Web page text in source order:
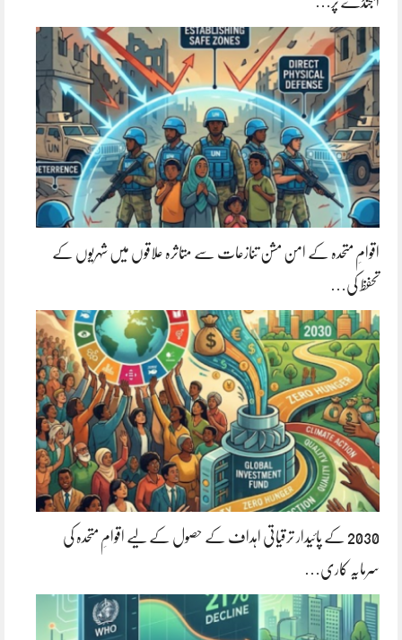
اقوامِ متحدہ کے امن مشن تنازعات سے متاثرہ علاقوں میں شہریوں کے
تحفظ کی…
2030 کے پائیدار ترقیاتی اہداف کے حصول کے لیے اقوامِ متحدہ کی
سرمایہ کاری…